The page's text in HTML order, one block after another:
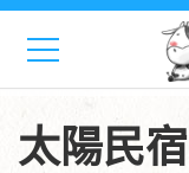
太陽民宿